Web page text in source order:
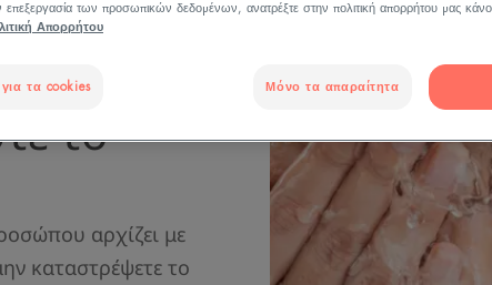
το
αρχίζει με
καταστρέψετε το
επεξεργασία των προσωπικών δεδομένων, ανατρέξτε στην πολιτική απορρήτου μας
Απορρήτου
για τα cookies Μόνο τα απαραίτητα